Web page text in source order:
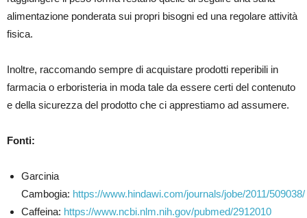
alimentazione ponderata sui propri bisogni ed una regolare attività
fisica.
Inoltre, raccomando sempre di acquistare prodotti reperibili in
farmacia o erboristeria in moda tale da essere certi del contenuto
e della sicurezza del prodotto che ci apprestiamo ad assumere.
Fonti:
Garcinia
Cambogia: https://www.hindawi.com/journals/jobe/2011/509038/
Caffeina: https://www.ncbi.nlm.nih.gov/pubmed/2912010